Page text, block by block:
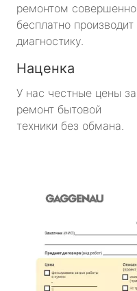
ремонтом совершенно
бесплатно производит
диагностику.
Наценка
У нас честные цены за
ремонт бытовой
техники без обмана.